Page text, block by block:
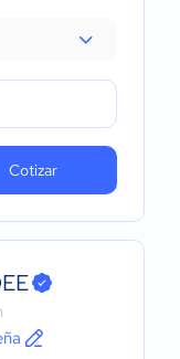
Cotizar